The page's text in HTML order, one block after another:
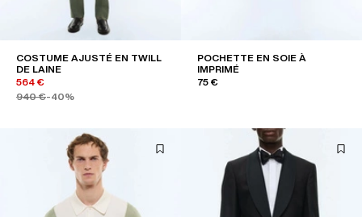
COSTUME AJUSTÉ EN TWILL
DE LAINE
564 €
940 €-40%
POCHETTE EN SOIE À
IMPRIMÉ
75 €